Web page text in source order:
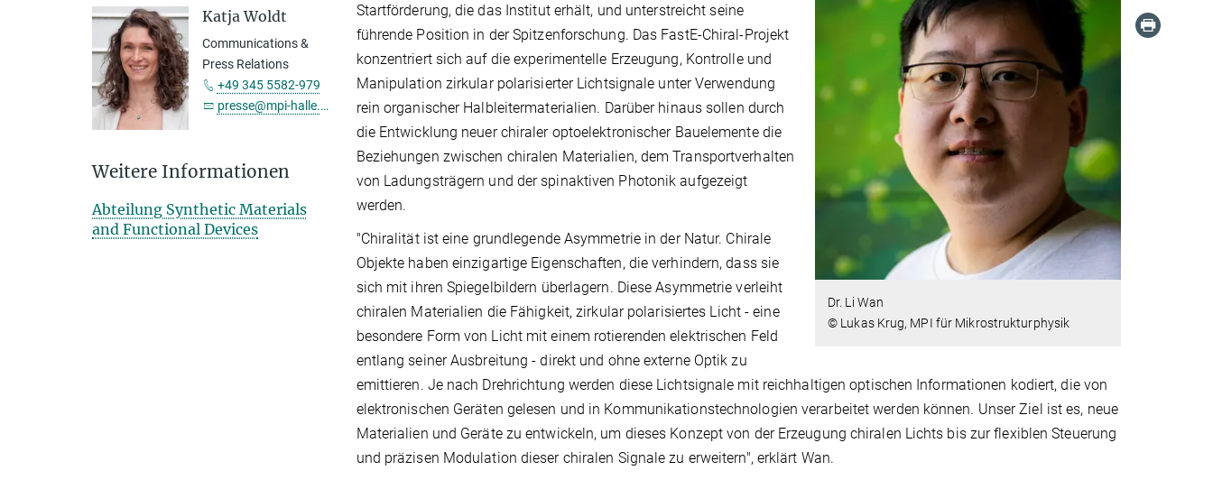
Dr. Li Wan
© Lukas Krug, MPI für Mikrostrukturphysik
Startförderung, die das Institut erhält, und unterstreicht seine
führende Position in der Spitzenforschung. Das FastE-Chiral-Projekt
konzentriert sich auf die experimentelle Erzeugung, Kontrolle und
Manipulation zirkular polarisierter Lichtsignale unter Verwendung
rein organischer Halbleitermaterialien. Darüber hinaus sollen durch
die Entwicklung neuer chiraler optoelektronischer Bauelemente die
Beziehungen zwischen chiralen Materialien, dem Transportverhalten
von Ladungsträgern und der spinaktiven Photonik aufgezeigt
werden.
"Chiralität ist eine grundlegende Asymmetrie in der Natur. Chirale
Objekte haben einzigartige Eigenschaften, die verhindern, dass sie
sich mit ihren Spiegelbildern überlagern. Diese Asymmetrie verleiht
chiralen Materialien die Fähigkeit, zirkular polarisiertes Licht - eine
besondere Form von Licht mit einem rotierenden elektrischen Feld
entlang seiner Ausbreitung - direkt und ohne externe Optik zu
emittieren. Je nach Drehrichtung werden diese Lichtsignale mit reichhaltigen optischen Informationen kodiert, die von
elektronischen Geräten gelesen und in Kommunikationstechnologien verarbeitet werden können. Unser Ziel ist es, neue
Materialien und Geräte zu entwickeln, um dieses Konzept von der Erzeugung chiralen Lichts bis zur flexiblen Steuerung
und präzisen Modulation dieser chiralen Signale zu erweitern", erklärt Wan.
Katja Woldt
Communications &
Press Relations
+49 345 5582-979
presse@mpi-halle.mpg.de
Weitere Informationen
Abteilung Synthetic Materials
and Functional Devices